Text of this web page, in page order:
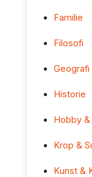
Familie
Filosofi
Geografi
Historie
Hobby
Krop &
Kunst &